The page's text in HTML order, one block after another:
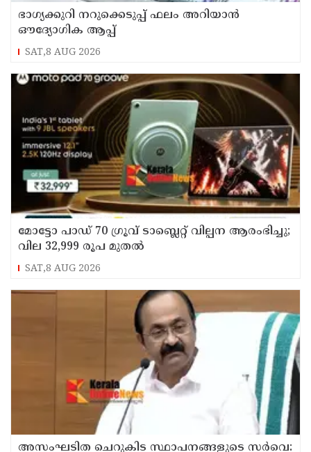
ഭാഗ്യക്കുറി നറുക്കെടുപ്പ് ഫലം അറിയാൻ
ഔദ്യോഗിക ആപ്പ്
SAT,8 AUG 2026
മോട്ടോ പാഡ് 70 ഗ്രൂവ് ടാബ്ലെറ്റ് വില്പന ആരംഭിച്ചു;
വില 32,999 രൂപ മുതൽ
SAT,8 AUG 2026
അസംഘടിത ചെറുകിട സ്ഥാപനങ്ങളുടെ സർവെ: